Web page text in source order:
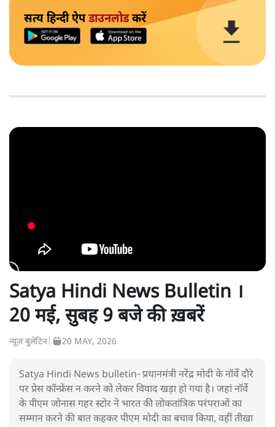
सत्य हिन्दी ऐपडाउनलोडकरें
Satya Hindi News Bulletin ।
20 मई, सुबह 9 बजे की ख़बरें
न्यूज़ बुलेटिन 20 MAY, 2026
Satya Hindi News bulletin- प्रधानमंत्री नरेंद्र मोदी के नॉर्वे दौरे
पर प्रेस कॉन्फ्रेंस न करने को लेकर विवाद खड़ा हो गया है। जहां नॉर्वे
के पीएम जोनास गहर स्टोर ने भारत की लोकतांत्रिक परंपराओं का
सम्मान करने की बात कहकर पीएम मोदी का बचाव किया, वहीं तीखा